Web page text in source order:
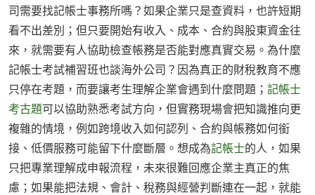
司需要找記帳士事務所嗎？如果企業只是查資料，也許短期
看不出差別；但只要開始有收入、成本、合約與股東資金往
來，就需要有人協助檢查帳務是否能對應真實交易。為什麼
記帳士考試補習班也談海外公司？因為真正的財稅教育不應
只停在考題，而要讓考生理解企業會遇到什麼問題； 記帳士
考古題可以協助熟悉考試方向，但實務現場會把知識推向更
複雜的情境，例如跨境收入如何認列、合約與帳務如何銜
接、低價服務可能留下什麼斷層。想成為記帳士的人，如果
只把專業理解成申報流程，未來很難回應企業主真正的焦
慮；如果能把法規、會計、稅務與經營判斷連在一起，就能